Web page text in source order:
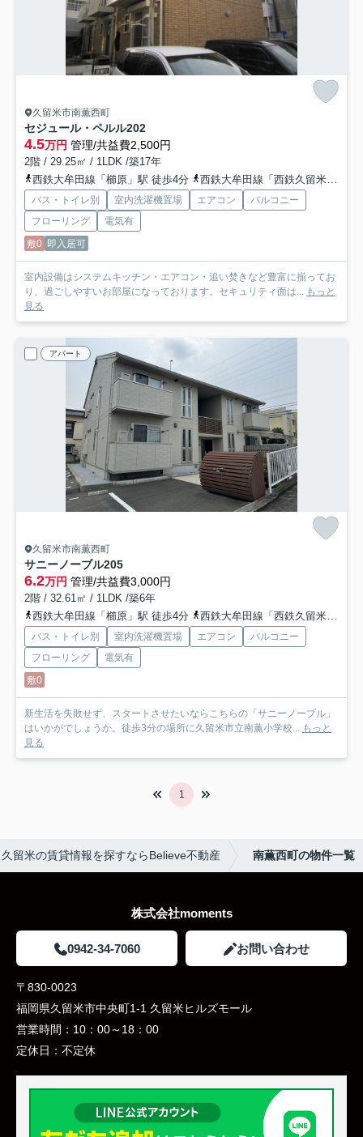
久留米市南薫西町
セジュール・ペルル202
4.5万円 管理/共益費2,500円
2階 / 29.25㎡ / 1LDK /築17年
西鉄大牟田線「櫛原」駅 徒歩4分
西鉄大牟田線「西鉄久留米」駅 徒歩10分
バス・トイレ別 室内洗濯機置場 エアコン
バルコニー
フローリング
電気有
敷0 即入居可
室内設備はシステムキッチン・エアコン・追い焚きなど豊富に揃ってお
り、過ごしやすいお部屋になっております。セキュリティ面は... もっと
見る
アパート
久留米市南薫西町
サニーノーブル205
6.2万円 管理/共益費3,000円
2階 / 32.61㎡ / 1LDK /築6年
西鉄大牟田線「櫛原」駅 徒歩4分
西鉄大牟田線「西鉄久留米」駅 徒歩11分
バス・トイレ別 室内洗濯機置場 エアコン
バルコニー
フローリング
電気有
敷0
新生活を失敗せず、スタートさせたいならこちらの「サニーノーブル」
はいかがでしょうか。徒歩3分の場所に久留米市立南薫小学校... もっと
見る
1
久留米の賃貸情報を探すならBelieve不動産 南薫西町の物件一覧
株式会社moments
0942-34-7060 お問い合わせ
〒830-0023
福岡県久留米市中央町1-1 久留米ヒルズモール
営業時間： 10：00～18：00
定休日： 不定休